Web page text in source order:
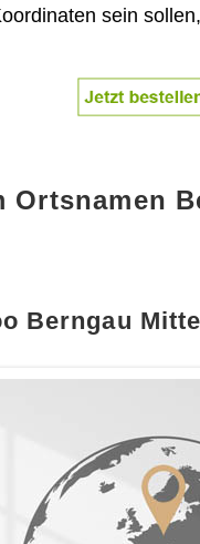
sein
Berngau